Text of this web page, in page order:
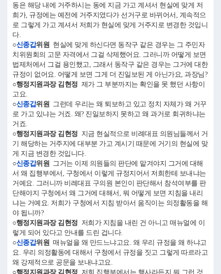
동은 해당 내에 거주하시는 동에 지금 가고 계셔서 현실에 맞게 저
희가, 규정에는 예전에 거주지였다가 선거구로 바뀌어서, 계속적으
로 그렇게 가고 계셔서 저희가 현실에 맞게 거주지로 변경한 것입니
다.
○신종갑위원 현실에 맞게 하신다면 동작구 같은 경우는 그 주민자
치위원회의 고문 자격에서 그걸 삭제했어요. 그러니까 어떻게 보면
법제처에서 그걸 용인했고, 그래서 동작구 같은 경우는 그거에 대한
규정이 없어요. 어떻게 보면 그게 더 진일보된 게 아닌가요, 과장님?
○행정지원과장 김현정 제가 그 부분까지는 확인을 못 했던 사항이
고요.
○신종갑위원 그런데 우리는 왜 퇴보하고 있고 정치 자체가 왜 거꾸
로 가고 있냐는 거죠. 왜? 진일보하지 못하고 왜 과거로 회귀하냐는
거죠.
○행정지원과장 김현정 지금 현실적으로 비례대표 의원님들께서 거
기 해당하는 거주지에 대부분 가고 계시기 때문에 거기의 현실에 맞
게 지금 변경한 것입니다.
○신종갑위원 그거는 이제 의원들의 판단에 맡겨야지 그거에 대해
서 왜 집행부에서, 구청에서 이렇게 규정지어서 저희한테 보내냐는
거예요. 그러니까 비례대표 구의원 본인이 판단해서 참석여부를 판
단해야지 구청에서 왜 그거에 대해서, 뭐 어떻게 보면 지침을 내리
냐는 거예요. 저희가 구청에서 지침 받아서 움직이는 의정활동을 해
야 됩니까?
○행정지원과장 김현정 저희가 지침을 내린 건 아니고 매뉴얼에 이
렇게 되어 있다고 안내를 드린 겁니다.
○신종갑위원 매뉴얼을 왜 만드느냐고요. 왜 우리 규정을 왜 하냐고
요. 우리 의정활동에 대해서 구청에서 규정을 짓고 그렇게 따르라고
왜 강제적으로 공문을 보내냐고요.
○행정지원과장 김현정 저희 집행부에서는 행사라든지 뭐 그런 것